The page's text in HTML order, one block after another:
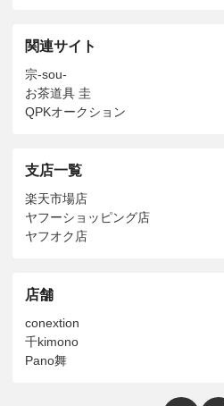
関連サイト
宗-sou-
お茶道具 圭
QPKオークション
支店一覧
楽天市場店
ヤフーショッピング店
ヤフオク店
店舗
conextion
千kimono
Pano舞